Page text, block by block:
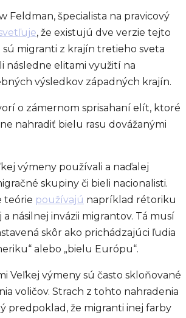
Feldman, špecialista na pravicový
, že existujú dve verzie tejto
sú migranti z krajín tretieho sveta
následne elitami využití na
výsledkov západných krajín.
o zámernom sprisahaní elít, ktoré
nahradiť bielu rasu dovážanými
výmeny používali a naďalej
skupiny či bieli nacionalisti.
teórie používajú napríklad rétoriku
násilnej invázii migrantov. Tá musí
skôr ako prichádzajúci ľudia
alebo „bielu Európu“.
Veľkej výmeny sú často skloňované
voličov. Strach z tohto nahradenia
predpoklad, že migranti inej farby